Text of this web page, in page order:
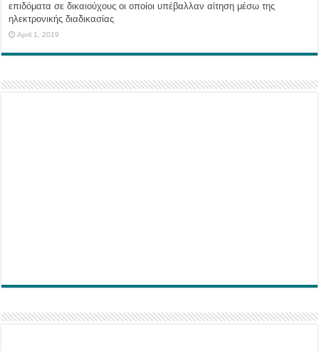
επιδόματα σε δικαιούχους οι οποίοι υπέβαλλαν αίτηση μέσω της
ηλεκτρονικής διαδικασίας
April 1, 2019